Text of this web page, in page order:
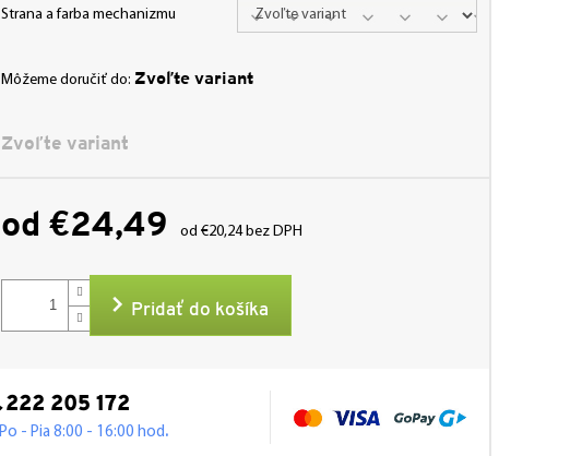
od €24,49 od€20,24bez DPH
cena:
Strana a farba mechanizmu
Môžeme doručiť do: Zvoľte variant
Zvoľte variant
Pridať do košíka
222 205 172
Po - Pia 8:00 - 16:00 hod .